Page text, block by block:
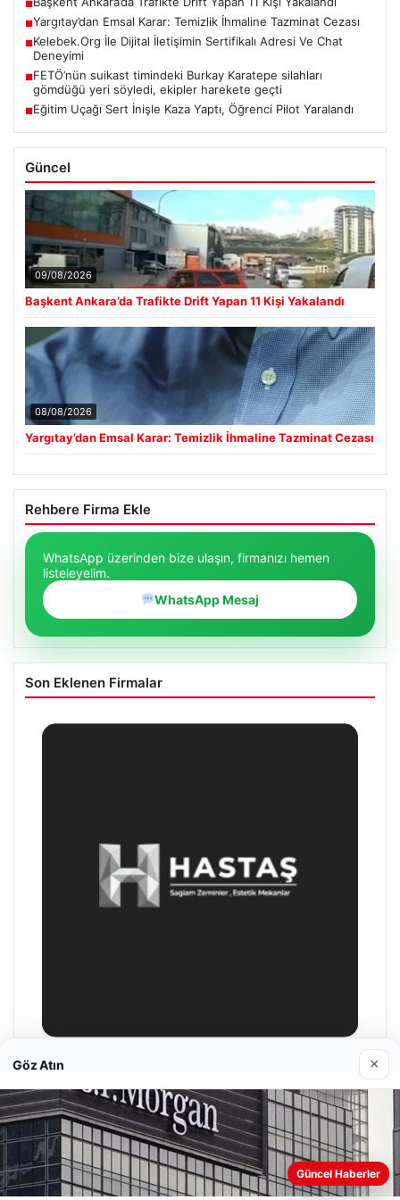
■
■Yargıtay’dan Emsal Karar: Temizlik İhmaline Tazminat Cezası
■Kelebek.Org İle Dijital İletişimin Sertifikalı Adresi Ve Chat
Deneyimi
■FETÖ’nün suikast timindeki Burkay Karatepe silahları
gömdüğü yeri söyledi, ekipler harekete geçti
■Eğitim Uçağı Sert İnişle Kaza Yaptı, Öğrenci Pilot Yaralandı
Güncel
09/08/2026
Başkent Ankara’da Trafikte Drift Yapan 11 Kişi Yakalandı
08/08/2026
Yargıtay’dan Emsal Karar: Temizlik İhmaline Tazminat Cezası
Rehbere Firma Ekle
WhatsApp üzerinden bize ulaşın, firmanızı hemen
listeleyelim.
WhatsApp Mesaj
Son Eklenen Firmalar
Enes Kaplan Avukatlık Bürosu
28/04/2026
Web sitemizi nasıl kullandığınızı daha iyi anlayabilmek,
Göz Atın ×
Güncel Haberler